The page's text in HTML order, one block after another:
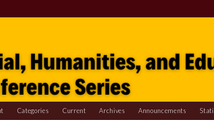
Categories Current Archives Announcements